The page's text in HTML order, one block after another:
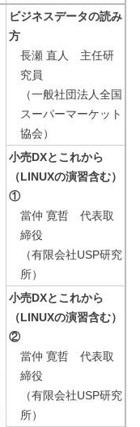
ビジネスデータの読み
方
長瀬 直人 主任研
究員
（一般社団法人全国
スーパーマーケット
協会）
小売DXとこれから
（LINUXの演習含む）
①
當仲 寛哲 代表取
締役
（有限会社USP研究
所）
小売DXとこれから
（LINUXの演習含む）
②
當仲 寛哲 代表取
締役
（有限会社USP研究
所）